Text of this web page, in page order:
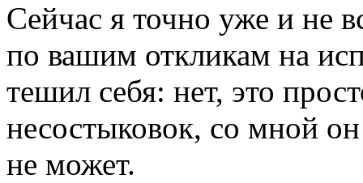
Сейчас я точно уже и не
по вашим откликам на
тешил себя: нет, это
несостыковок, со мной
не может.